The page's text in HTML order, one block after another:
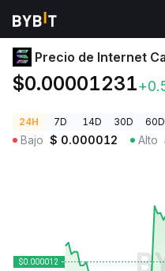
Precios de Criptomonedas
Precio de Internet
$0.00001231
24H 7D 14D 30D 60D
Bajo $ 0.000012 Alto